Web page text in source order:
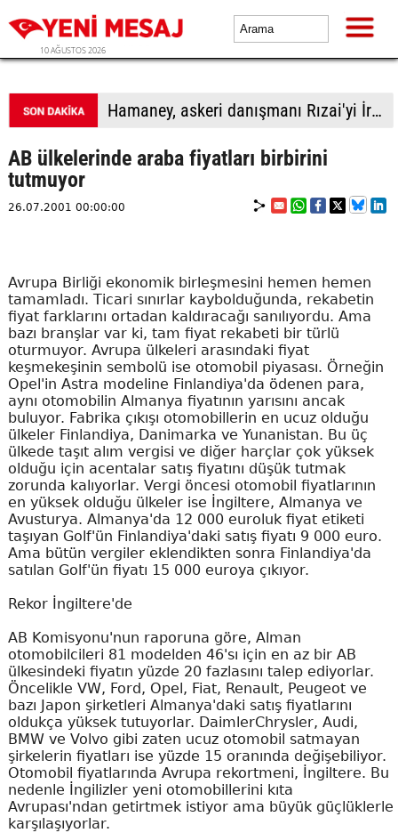
10 AĞUSTOS 2026
Trump: İran ile temasları fazla büyütmeden yürütüyoruz
AB ülkelerinde araba fiyatları birbirini
tutmuyor
26.07.2001 00:00:00
Avrupa Birliği ekonomik birleşmesini hemen hemen
tamamladı. Ticari sınırlar kaybolduğunda, rekabetin
fiyat farklarını ortadan kaldıracağı sanılıyordu. Ama
bazı branşlar var ki, tam fiyat rekabeti bir türlü
oturmuyor. Avrupa ülkeleri arasındaki fiyat
keşmekeşinin sembolü ise otomobil piyasası. Örneğin
Opel'in Astra modeline Finlandiya'da ödenen para,
aynı otomobilin Almanya fiyatının yarısını ancak
buluyor. Fabrika çıkışı otomobillerin en ucuz olduğu
ülkeler Finlandiya, Danimarka ve Yunanistan. Bu üç
ülkede taşıt alım vergisi ve diğer harçlar çok yüksek
olduğu için acentalar satış fiyatını düşük tutmak
zorunda kalıyorlar. Vergi öncesi otomobil fiyatlarının
en yüksek olduğu ülkeler ise İngiltere, Almanya ve
Avusturya. Almanya'da 12 000 euroluk fiyat etiketi
taşıyan Golf'ün Finlandiya'daki satış fiyatı 9 000 euro.
Ama bütün vergiler eklendikten sonra Finlandiya'da
satılan Golf'ün fiyatı 15 000 euroya çıkıyor.
Rekor İngiltere'de
AB Komisyonu'nun raporuna göre, Alman
otomobilcileri 81 modelden 46'sı için en az bir AB
ülkesindeki fiyatın yüzde 20 fazlasını talep ediyorlar.
Öncelikle VW, Ford, Opel, Fiat, Renault, Peugeot ve
bazı Japon şirketleri Almanya'daki satış fiyatlarını
oldukça yüksek tutuyorlar. DaimlerChrysler, Audi,
BMW ve Volvo gibi zaten ucuz otomobil satmayan
şirkelerin fiyatları ise yüzde 15 oranında değişebiliyor.
Otomobil fiyatlarında Avrupa rekortmeni, İngiltere. Bu
nedenle İngilizler yeni otomobillerini kıta
Avrupası'ndan getirtmek istiyor ama büyük güçlüklerle
karşılaşıyorlar.